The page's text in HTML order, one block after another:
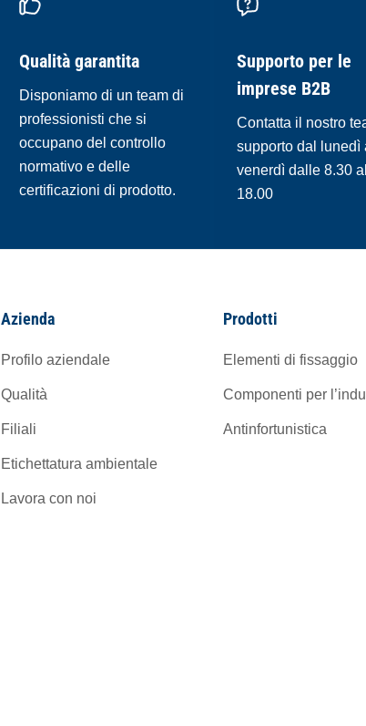
Qualità garantita
Disponiamo di un team di
professionisti che si
occupano del controllo
normativo e delle
certificazioni di prodotto.
Supporto per le
imprese B2B
Contatta il nostro
supporto dal lunedì
venerdì dalle 8.30
18.00
Azienda
Profilo aziendale
Qualità
Filiali
Etichettatura ambientale
Lavora con noi
Prodotti
Elementi di fissaggio
Componenti per
Antinfortunistica